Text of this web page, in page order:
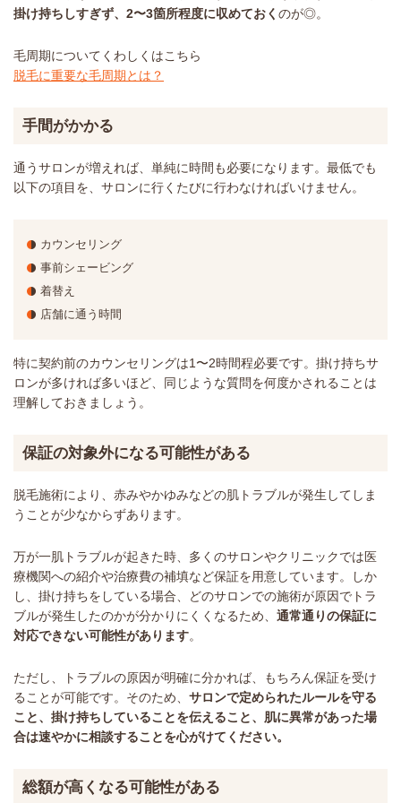
掛け持ちしすぎず、2〜3箇所程度に収めておく のが◎。
毛周期についてくわしくはこちら
脱毛に重要な毛周期とは？
手間がかかる
通うサロンが増えれば、単純に時間も必要になります。最低でも
以下の項目を、サロンに行くたびに行わなければいけません。
カウンセリング
事前シェービング
着替え
店舗に通う時間
特に契約前のカウンセリングは1〜2時間程必要です。掛け持ちサ
ロンが多ければ多いほど、同じような質問を何度かされることは
理解しておきましょう。
保証の対象外になる可能性がある
脱毛施術により、赤みやかゆみなどの肌トラブルが発生してしま
うことが少なからずあります。
万が一肌トラブルが起きた時、多くのサロンやクリニックでは医
療機関への紹介や治療費の補填など保証を用意しています。しか
し、掛け持ちをしている場合、どのサロンでの施術が原因でトラ
ブルが発生したのかが分かりにくくなるため、 通常通りの保証に
対応できない可能性があります。
ただし、トラブルの原因が明確に分かれば、もちろん保証を受け
ることが可能です。そのため、 サロンで定められたルールを守る
こと、掛け持ちしていることを伝えること、肌に異常があった場
合は速やかに相談することを心がけてください。
総額が高くなる可能性がある